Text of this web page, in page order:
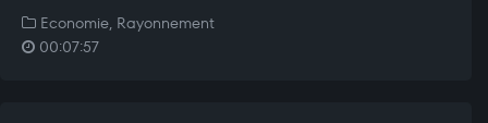
Economie, Rayonnement
00:07:57